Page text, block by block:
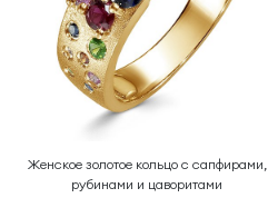
Женское золотое кольцо с сапфирами,
рубинами и цаворитами